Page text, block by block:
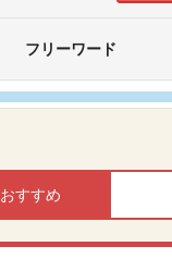
フリーワード
おすすめ